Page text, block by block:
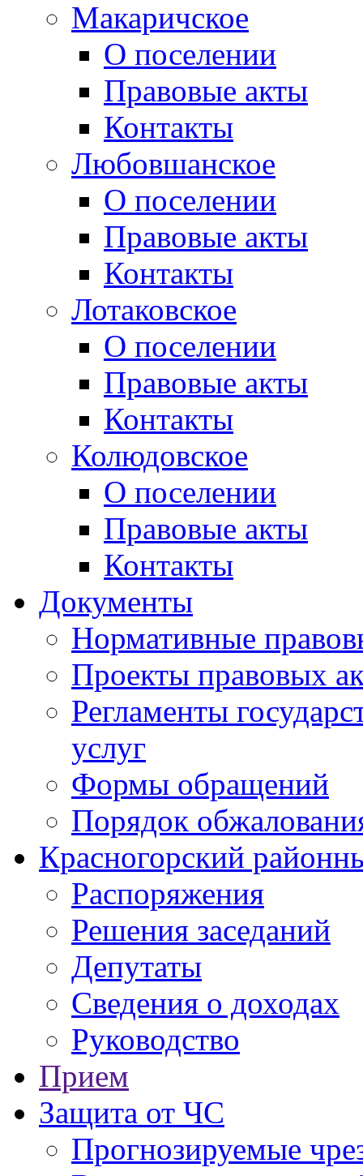
Макаричское
О поселении
Правовые акты
Контакты
Любовшанское
О поселении
Правовые акты
Контакты
Лотаковское
О поселении
Правовые акты
Контакты
Колюдовское
О поселении
Правовые акты
Контакты
Документы
Нормативные
Проекты правовых
Регламенты
услуг
Формы обращений
Порядок
Красногорский
Распоряжения
Решения заседаний
Депутаты
Сведения о доходах
Руководство
Прием
Защита от ЧС
Прогнозируемые